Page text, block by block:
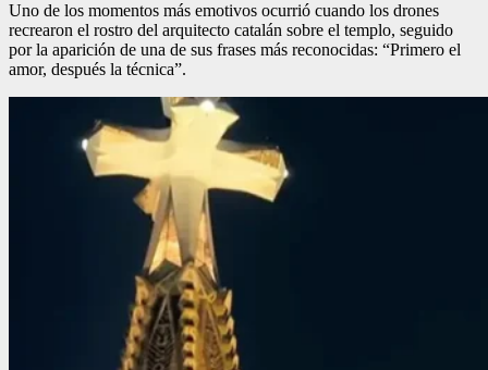
Uno de los momentos más emotivos ocurrió cuando los drones
recrearon el rostro del arquitecto catalán sobre el templo, seguido
por la aparición de una de sus frases más reconocidas: “Primero el
amor, después la técnica”.